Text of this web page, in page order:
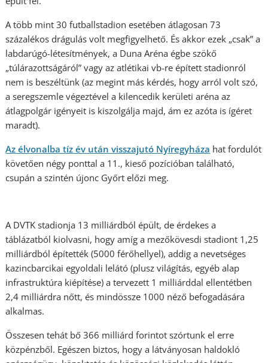
A több mint 30 futballstadion esetében átlagosan 73
százalékos drágulás volt megfigyelhető. És akkor ezek „csak” a
labdarúgó-létesítmények, a Duna Aréna égbe szökő
„túlárazottságáról” vagy az atlétikai vb-re épített stadionról
nem is beszéltünk (az megint más kérdés, hogy arról volt szó,
a seregszemle végeztével a kilencedik kerületi aréna az
átlagpolgár igényeit is kiszolgálja majd, ám ez azóta is ígéret
maradt).
Az élvonalba tíz év után visszajutó Nyíregyháza hat fordulót
követően négy ponttal a 11., kieső pozícióban található,
csupán a szintén újonc Győrt előzi meg.
A DVTK stadionja 13 milliárdból épült, de érdekes a
táblázatból kiolvasni, hogy amíg a mezőkövesdi stadiont 1,25
milliárdból építették (5000 férőhellyel), addig a nevetséges
kazincbarcikai egyoldali lelátó (plusz világítás, egyéb alap
infrastruktúra kiépítése) a tervezett 1 milliárddal ellentétben
2,4 milliárdra nőtt, és mindössze 1000 néző befogadására
alkalmas.
Összesen tehát bő 366 milliárd forintot szórtunk el erre
közpénzből. Egészen biztos, hogy a látványosan haldokló